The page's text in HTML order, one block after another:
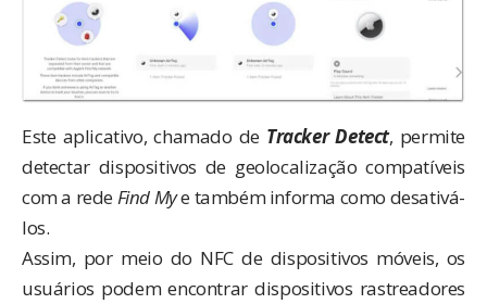
Este aplicativo, chamado de Tracker Detect, permite
detectar dispositivos de geolocalização compatíveis
com a rede Find Mye também informa como desativá-
los.
Assim, por meio do NFC de dispositivos móveis, os
usuários podem encontrar dispositivos rastreadores